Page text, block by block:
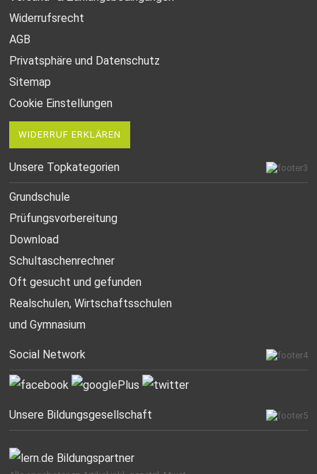
Widerrufsrecht
AGB
Privatsphäre und Datenschutz
Sitemap
Cookie Einstellungen
WIDERRUF ERKLÄREN
Unsere Topkategorien
Grundschule
Prüfungsvorbereitung
Download
Schultaschenrechner
Oft gesucht und gefunden
Realschulen,Wirtschaftsschulen
und Gymnasium
Social Network
Unsere Bildungsgesellschaft